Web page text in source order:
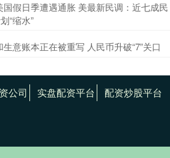
假日季遭遇通胀 美最新民调：近七成民
“缩水”
意账本正在被重写 人民币升破“7”关口
公司 实盘配资平台 配资炒股平台